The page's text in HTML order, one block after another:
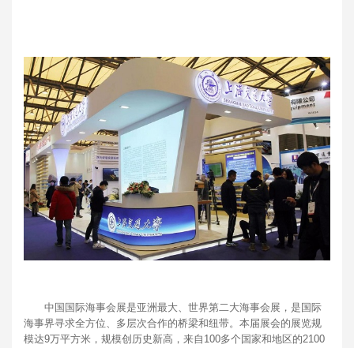
中国国际海事会展是亚洲最大、世界第二大海事会展，是国际
海事界寻求全方位、多层次合作的桥梁和纽带。本届展会的展览规
模达9万平方米，规模创历史新高，来自100多个国家和地区的2100